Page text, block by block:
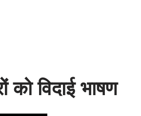
को विदाई भाषण